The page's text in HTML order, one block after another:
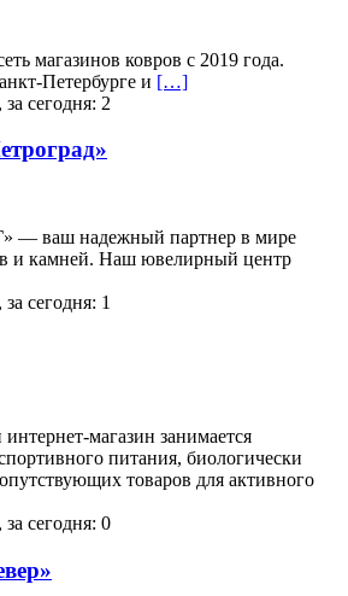
магазинов ковров с 2019 года.
Петербурге и […]
сегодня: 2
ваш надежный партнер в мире
и камней. Наш ювелирный центр
сегодня: 1
магазин занимается
питания, биологически
товаров для активного
сегодня: 0